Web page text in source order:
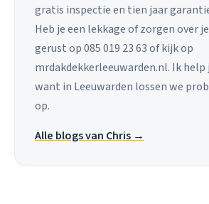
gratis inspectie en tien jaar
Heb je een lekkage of zorgen over
gerust op 085 019 23 63 of kijk op
mrdakdekkerleeuwarden.nl. Ik help
want in Leeuwarden lossen we
op.
Alle blogs van Chris →